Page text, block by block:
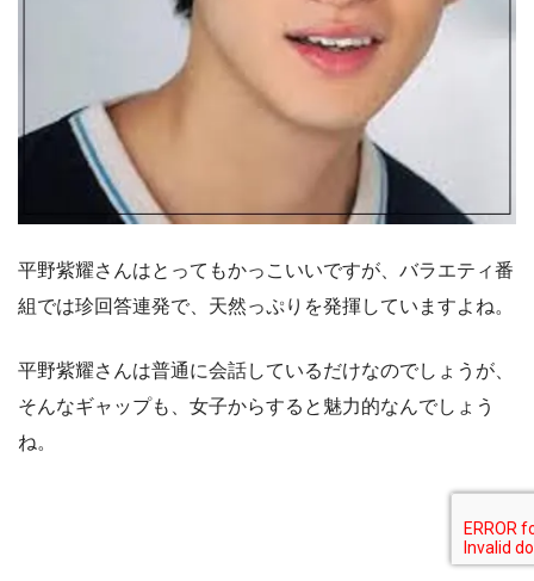
平野紫耀さんはとってもかっこいいですが、バラエティ番
組では珍回答連発で、天然っぷりを発揮していますよね。
平野紫耀さんは普通に会話しているだけなのでしょうが、
そんなギャップも、女子からすると魅力的なんでしょう
ね。